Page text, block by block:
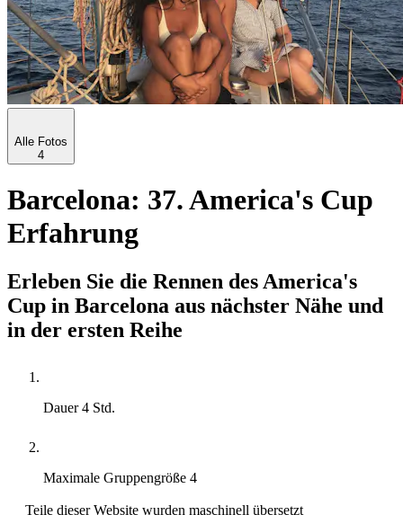
Alle Fotos
4
Barcelona: 37. America's Cup
Erfahrung
Erleben Sie die Rennen des America's
Cup in Barcelona aus nächster Nähe und
in der ersten Reihe
Dauer4 Std.
Maximale Gruppengröße 4
Teile dieser Website wurden maschinell übersetzt